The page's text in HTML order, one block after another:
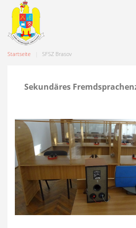
Startseite SFSZ Brasov
Sekundäres